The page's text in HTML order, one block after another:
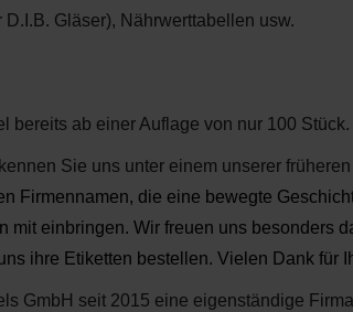
Gläser), Nährwerttabellen usw.
bereits ab einer Auflage von nur 100 Stück.
Sie uns unter einem unserer
Firmennamen, die eine bewegte
einbringen. Wir freuen uns besonders
ihre Etiketten bestellen. Vielen Dank für
GmbH seit 2015 eine eigenständige